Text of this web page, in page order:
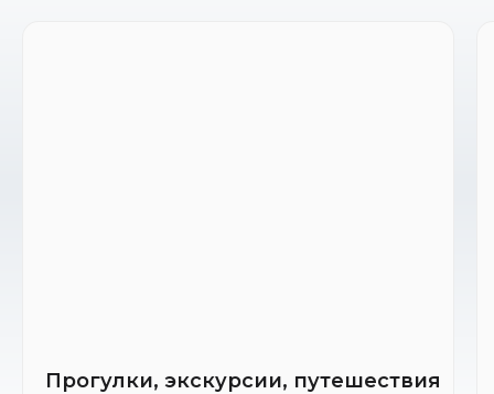
Прогулки, экскурсии, путешествия